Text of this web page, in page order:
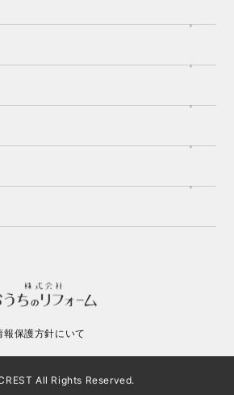
報保護方針にいて
All Rights Reserved.